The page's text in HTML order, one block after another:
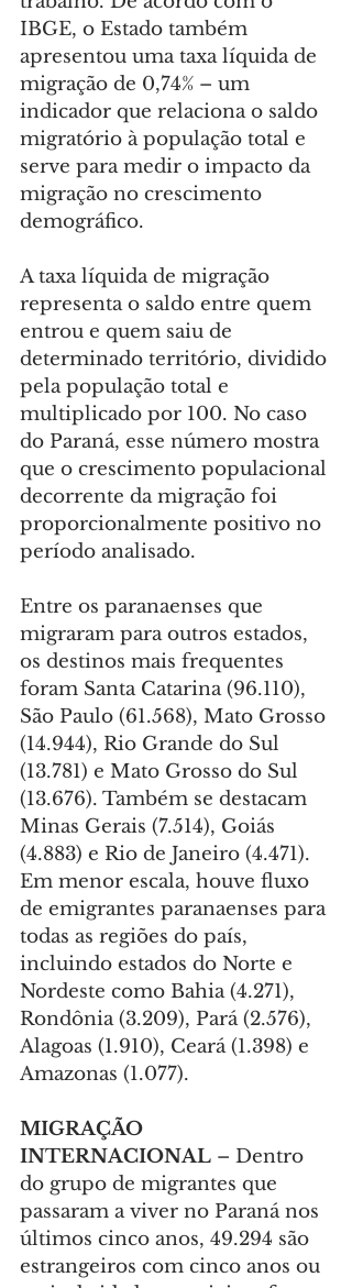
IBGE, o Estado também
apresentou uma taxa líquida de
migração de 0,74% – um
indicador que relaciona o saldo
migratório à população total e
serve para medir o impacto da
migração no crescimento
demográfico.
A taxa líquida de migração
representa o saldo entre quem
entrou e quem saiu de
determinado território, dividido
pela população total e
multiplicado por 100. No caso
do Paraná, esse número mostra
que o crescimento populacional
decorrente da migração foi
proporcionalmente positivo no
período analisado.
Entre os paranaenses que
migraram para outros estados,
os destinos mais frequentes
foram Santa Catarina (96.110),
São Paulo (61.568), Mato Grosso
(14.944), Rio Grande do Sul
(13.781) e Mato Grosso do Sul
(13.676). Também se destacam
Minas Gerais (7.514), Goiás
(4.883) e Rio de Janeiro (4.471).
Em menor escala, houve fluxo
de emigrantes paranaenses para
todas as regiões do país,
incluindo estados do Norte e
Nordeste como Bahia (4.271),
Rondônia (3.209), Pará (2.576),
Alagoas (1.910), Ceará (1.398) e
Amazonas (1.077).
MIGRAÇÃO
INTERNACIONAL – Dentro
do grupo de migrantes que
passaram a viver no Paraná nos
últimos cinco anos, 49.294 são
estrangeiros com cinco anos ou